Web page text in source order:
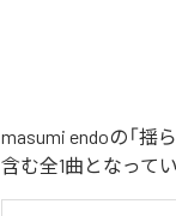
masumi endoの「揺
含む全1曲となってい